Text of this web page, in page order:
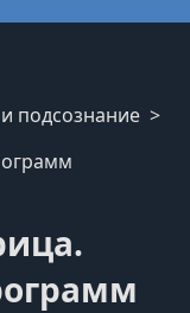
подсознание